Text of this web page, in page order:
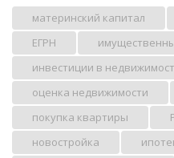
материнский капитал
ЕГРН
инвестиции в
оценка недвижимости
покупка квартиры
новостройка